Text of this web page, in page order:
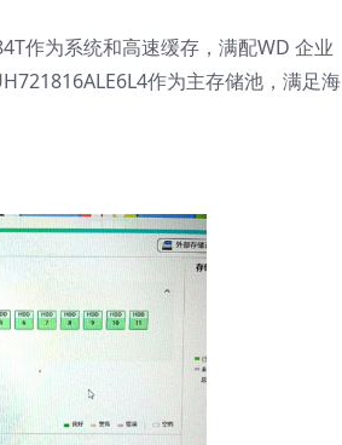
作为系统和高速缓存，满配WD 企业
作为主存储池，满足海